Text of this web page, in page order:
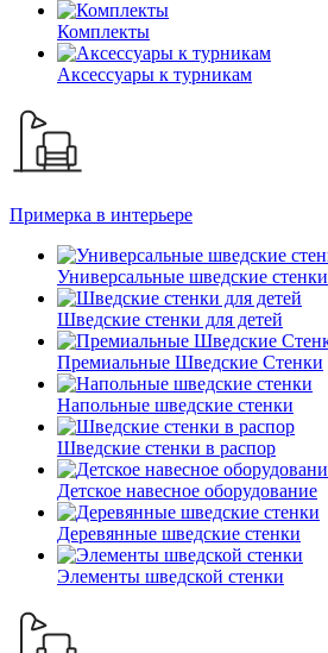
Комплекты
Аксессуары к турникам
Примерка в интерьере
Универсальные шведские стенки
Шведские стенки для детей
Премиальные Шведские Стенки
Напольные шведские стенки
Шведские стенки в распор
Детское навесное оборудование
Деревянные шведские стенки
Элементы шведской стенки